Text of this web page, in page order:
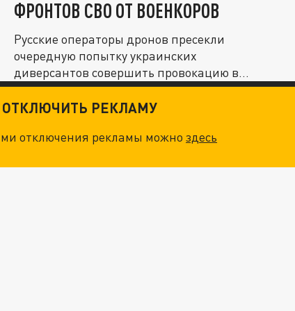
ФРОНТОВ СВО ОТ ВОЕНКОРОВ
Русские операторы дронов пресекли
очередную попытку украинских
диверсантов совершить провокацию в
акватории...
ОТКЛЮЧИТЬ РЕКЛАМУ
отключения рекламы можноздесь